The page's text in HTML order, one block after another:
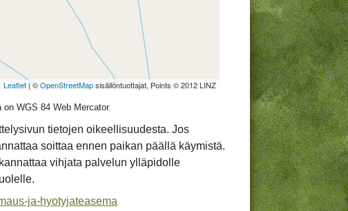
Leaflet | ©OpenStreetMapsisällöntuottajat, Points © 2012 LINZ
on WGS 84 Web Mercator.
tietojen oikeellisuudesta. Jos
soittaa ennen paikan päällä käymistä.
vihjata palvelun ylläpidolle
ja-hyotyjateasema